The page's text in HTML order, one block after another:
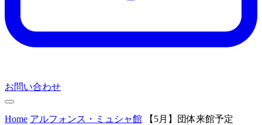
お問い合わせ
Home アルフォンス・ミュシャ館 【5月】団体来館予定